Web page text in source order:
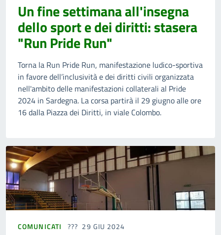
Un fine settimana all'insegna
dello sport e dei diritti: stasera
"Run Pride Run"
Torna la Run Pride Run, manifestazione ludico-sportiva
in favore dell’inclusività e dei diritti civili organizzata
nell'ambito delle manifestazioni collaterali al Pride
2024 in Sardegna. La corsa partirà il 29 giugno alle ore
16 dalla Piazza dei Diritti, in viale Colombo.
COMUNICATI 29 GIU 2024